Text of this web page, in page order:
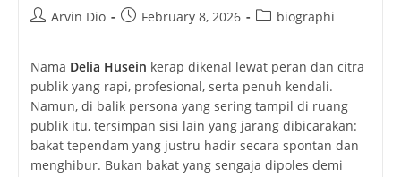
PostArvin Dio
PostFebruary 8, 2026
Postbiographi
Nama Delia Husein kerap dikenal lewat peran dan citra
publik yang rapi, profesional, serta penuh kendali.
Namun, di balik persona yang sering tampil di ruang
publik itu, tersimpan sisi lain yang jarang dibicarakan:
bakat tependam yang justru hadir secara spontan dan
menghibur. Bukan bakat yang sengaja dipoles demi